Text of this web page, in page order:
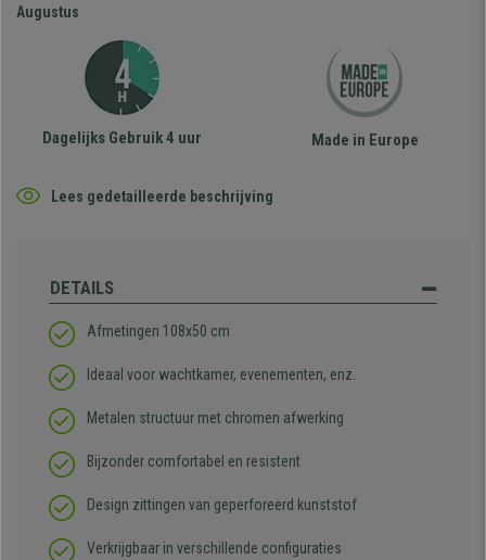
Augustus
Dagelijks Gebruik 4 uur Made in Europe
Lees gedetailleerde beschrijving
DETAILS
Afmetingen 108x50 cm
Ideaal voor wachtkamer, evenementen, enz.
Metalen structuur met chromen afwerking
Bijzonder comfortabel en resistent
Design zittingen van geperforeerd kunststof
Verkrijgbaar in verschillende configuraties